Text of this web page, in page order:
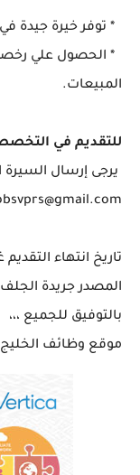
* توفر خيرة جيدة
* الحصول علي رخصة
المبيعات.
للتقديم في
يرجى إرسال السيرة
تاريخ انتهاء
المصدر جريدة الجلف
بالتوفيق للجميع ،،،
موقع وظائف الخليج